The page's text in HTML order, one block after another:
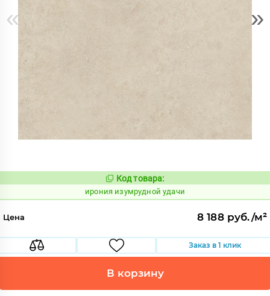
« »
Код:
1098110
Код товара:
ирония изумрудной удачи
Цена 8 188 руб./м²
Заказ в 1 клик
В корзину